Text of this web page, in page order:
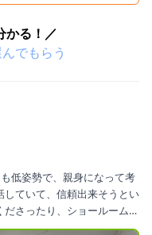
かる！／
でもらう
低姿勢で、親身になって考
していて、信頼出来そうとい
さったり、ショールームへ
すぐに相談出来る心強さがあ